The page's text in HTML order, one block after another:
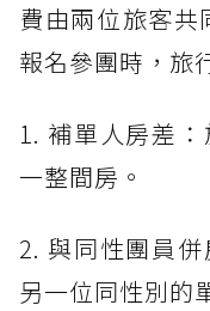
費由兩位旅客共
報名參團時，旅
1. 補單人房差
一整間房。
2. 與同性團員
另一位同性別的